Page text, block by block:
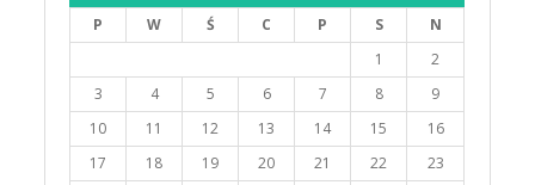
P W Ś C P S
N
1
2
3
4 5 6 7 8
9
10
11 12 13 14 15
16
17
18 19 20 21 22
23